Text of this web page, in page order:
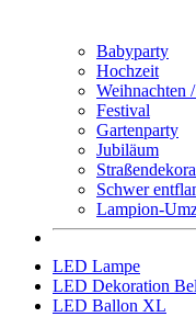
Babyparty
Hochzeit
Weihnachten
Festival
Gartenparty
Jubiläum
Schwer
Lampion-
LED Lampe
LED Dekoration
LED Ballon XL